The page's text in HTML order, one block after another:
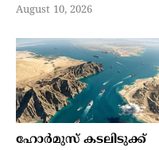
August 10, 2026
ഹോർമുസ് കടലിടുക്ക്